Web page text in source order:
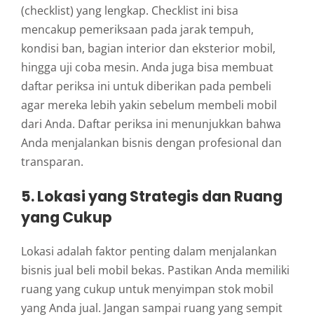
(checklist) yang lengkap. Checklist ini bisa
mencakup pemeriksaan pada jarak tempuh,
kondisi ban, bagian interior dan eksterior mobil,
hingga uji coba mesin. Anda juga bisa membuat
daftar periksa ini untuk diberikan pada pembeli
agar mereka lebih yakin sebelum membeli mobil
dari Anda. Daftar periksa ini menunjukkan bahwa
Anda menjalankan bisnis dengan profesional dan
transparan.
5.Lokasi yang Strategis dan Ruang
yang Cukup
Lokasi adalah faktor penting dalam menjalankan
bisnis jual beli mobil bekas. Pastikan Anda memiliki
ruang yang cukup untuk menyimpan stok mobil
yang Anda jual. Jangan sampai ruang yang sempit